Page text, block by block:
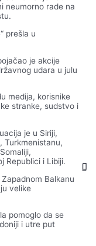
neumorno rade na
prešla u
je akcije
udara u julu
medija, korisnike
stranke, sudstvo i
je u Siriji,
Turkmenistanu,
Republici i Libiji.
Balkanu
velike
pomoglo da se
i utre put